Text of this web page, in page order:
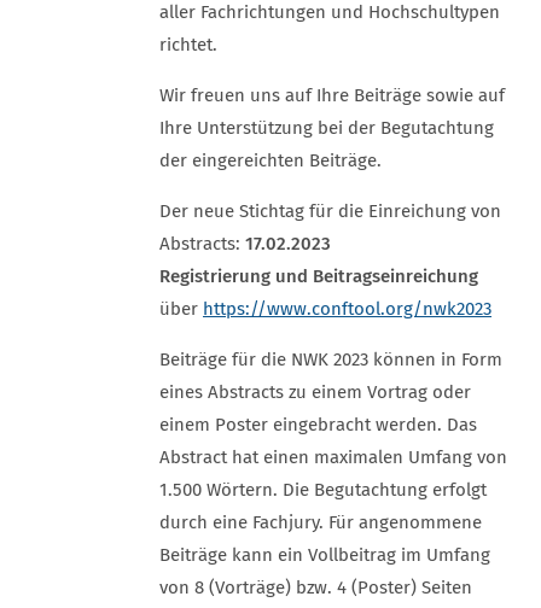
aller Fachrichtungen und Hochschultypen
richtet.
Wir freuen uns auf Ihre Beiträge sowie auf
Ihre Unterstützung bei der Begutachtung
der eingereichten Beiträge.
Der neue Stichtag für die Einreichung von
Abstracts: 17.02.2023
Registrierung und Beitragseinreichung
über https://www.conftool.org/nwk2023
Beiträge für die NWK 2023 können in Form
eines Abstracts zu einem Vortrag oder
einem Poster eingebracht werden. Das
Abstract hat einen maximalen Umfang von
1.500 Wörtern. Die Begutachtung erfolgt
durch eine Fachjury. Für angenommene
Beiträge kann ein Vollbeitrag im Umfang
von 8 (Vorträge) bzw. 4 (Poster) Seiten